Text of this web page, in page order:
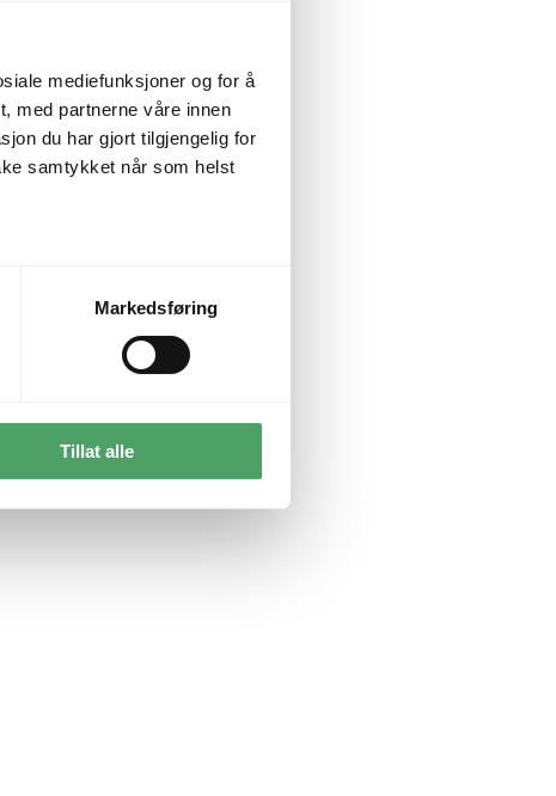
mediefunksjoner og for å
med partnerne våre innen
du har gjort tilgjengelig for
samtykket når som helst
Markedsføring
Tillat alle